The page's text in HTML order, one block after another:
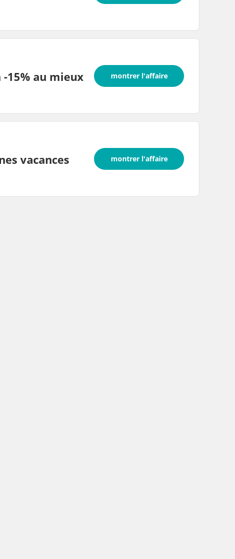
15% au mieux montrer l'affaire
vacances montrer l'affaire